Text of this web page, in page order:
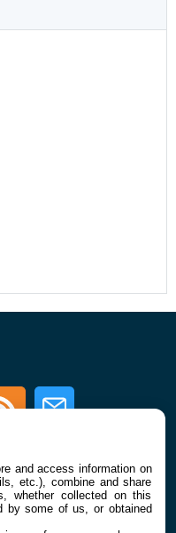
RSS Newsletter
and access information on
etc.), combine and share
whether collected on this
by some of us, or obtained